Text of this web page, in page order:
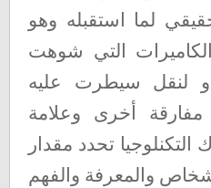
لما استقبله وهو
التي شوهت
لنقل سيطرت عليه
أخرى وعلامة
التكنلوجيا تحدد مقدار
والمعرفة والفهم